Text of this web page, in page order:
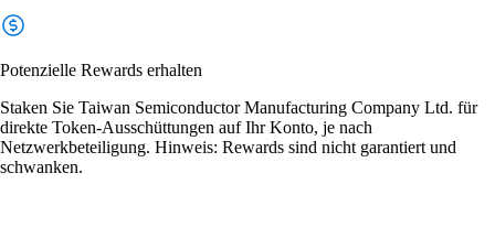
Potenzielle Rewards erhalten
Staken Sie Taiwan Semiconductor Manufacturing Company Ltd. für
direkte Token-Ausschüttungen auf Ihr Konto, je nach
Netzwerkbeteiligung. Hinweis: Rewards sind nicht garantiert und
schwanken.